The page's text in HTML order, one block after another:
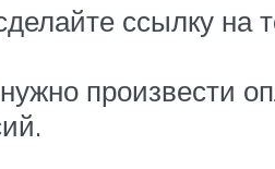
ссылку на
произвести